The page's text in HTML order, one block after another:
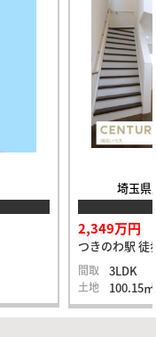
埼玉県
2,349万円
つきのわ駅 徒
間取 3LDK
土地 100.15㎡